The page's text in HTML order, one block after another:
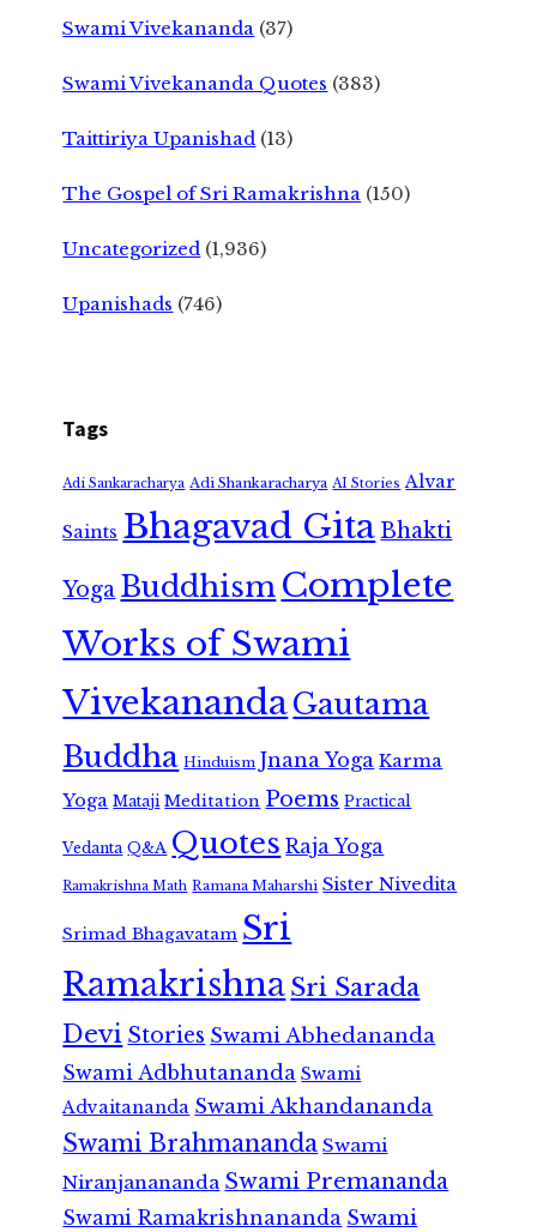
Swami Vivekananda (37)
Swami Vivekananda Quotes (383)
Taittiriya Upanishad (13)
The Gospel of Sri Ramakrishna (150)
Uncategorized (1,936)
Upanishads (746)
Tags
Adi Sankaracharya Adi Shankaracharya AI Stories Alvar
Saints Bhagavad GitaBhakti
Yoga Buddhism Complete
Works of Swami
VivekanandaGautama
Buddha Hinduism Jnana Yoga Karma
Yoga Mataji Meditation Poems Practical
Vedanta Q&A Quotes Raja Yoga
Ramakrishna Math Ramana Maharshi Sister Nivedita
Srimad Bhagavatam Sri
RamakrishnaSri Sarada
Devi Stories Swami Abhedananda
Swami Adbhutananda Swami
Advaitananda Swami Akhandananda
Swami Brahmananda Swami
Niranjanananda Swami Premananda
Swami Ramakrishnananda Swami